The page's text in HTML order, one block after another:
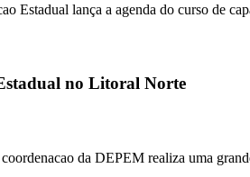
Estadual lança a agenda do curso de
no Litoral Norte
da DEPEM realiza uma